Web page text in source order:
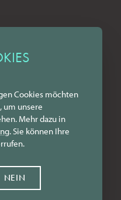
Cookies möchten
um unsere
Mehr dazu in
. Sie können Ihre
NEIN